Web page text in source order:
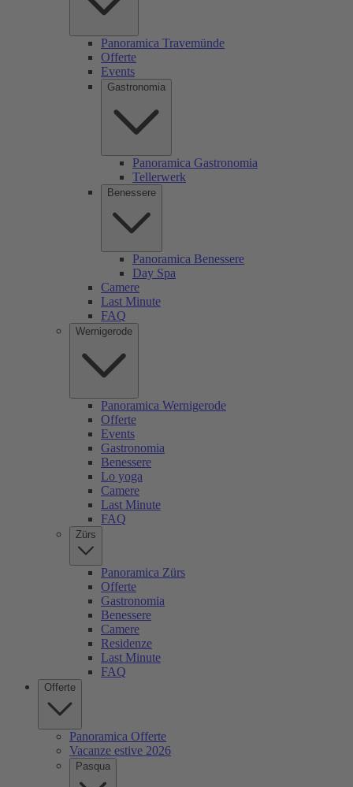
Panoramica Travemünde
Offerte
Events
Gastronomia
Panoramica Gastronomia
Tellerwerk
Benessere
Panoramica Benessere
Day Spa
Camere
Last Minute
FAQ
Wernigerode
Panoramica Wernigerode
Offerte
Events
Gastronomia
Benessere
Lo yoga
Camere
Last Minute
FAQ
Zürs
Panoramica Zürs
Offerte
Gastronomia
Benessere
Camere
Residenze
Last Minute
FAQ
Offerte
Panoramica Offerte
Vacanze estive 2026
Pasqua